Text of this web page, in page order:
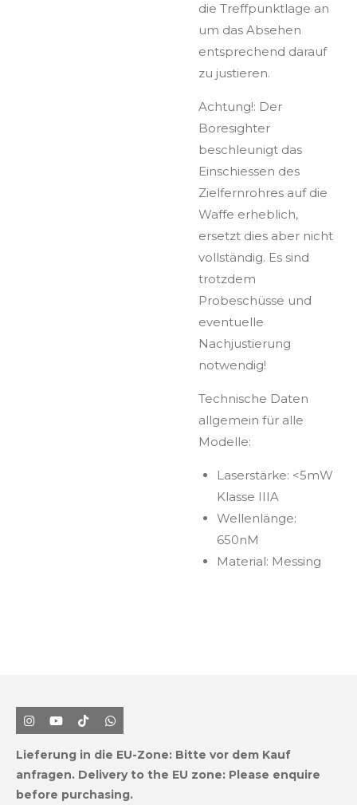
die Treffpunktlage an
um das Absehen
entsprechend darauf
zu justieren.
Achtung!: Der
Boresighter
beschleunigt das
Einschiessen des
Zielfernrohres auf die
Waffe erheblich,
ersetzt dies aber nicht
vollständig. Es sind
trotzdem
Probeschüsse und
eventuelle
Nachjustierung
notwendig!
Technische Daten
allgemein für alle
Modelle:
Laserstärke: <5mW
Klasse IIIA
Wellenlänge:
650nM
Material: Messing
I
n
t
a
r
Y
o
T
u
e
T
i
k
T
o
W
h
t
s
p
Lieferung in die EU-Zone: Bitte vor dem Kauf
anfragen. Delivery to the EU zone: Please enquire
before purchasing.